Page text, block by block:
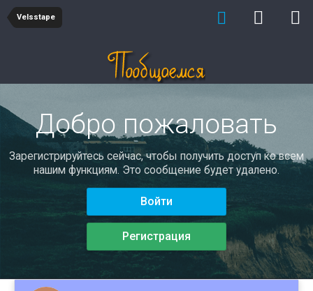
Velsstape
Добро пожаловать
Зарегистрируйтесь сейчас, чтобы получить доступ ко всем
нашим функциям. Это сообщение будет удалено.
Войти
Регистрация